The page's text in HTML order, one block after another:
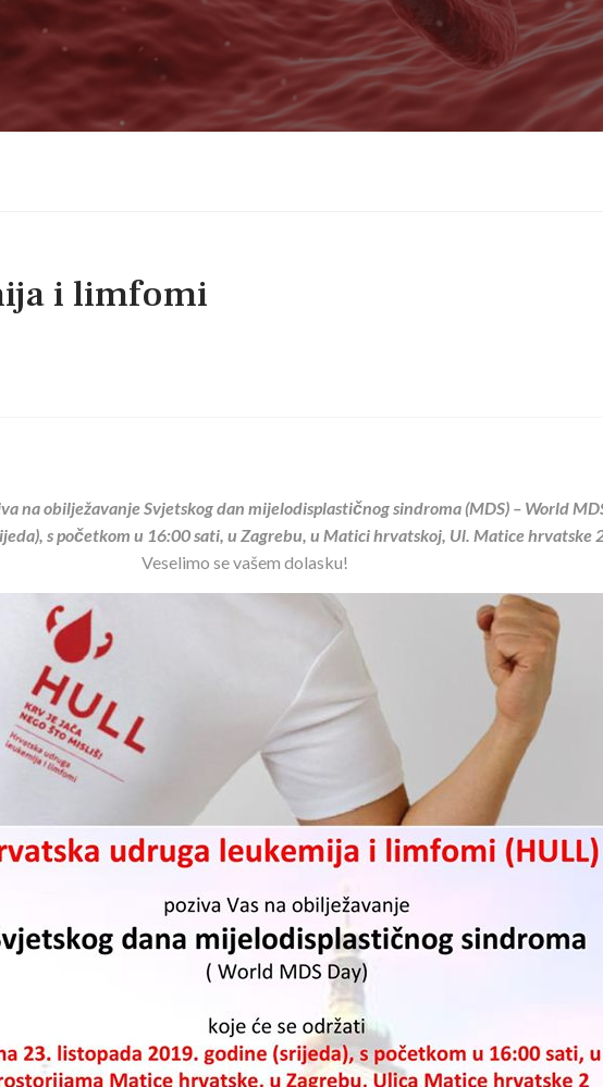
i limfomi
na obilježavanje Svjetskog dan mijelodisplastičnog sindroma (MDS) – World
s početkom u 16:00 sati, u Zagrebu, u Matici hrvatskoj, Ul. Matice hrvatske
Veselimo se vašem dolasku!